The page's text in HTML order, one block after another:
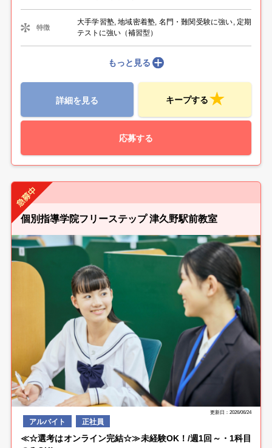
特徴
大手学習塾, 地域密着塾, 名門・難関受験に強い, 定期
テストに強い（補習型）
もっと見る
詳細を見る キープする
応募する
個別指導学院フリーステップ 津久野駅前教室
更新日：2026/06/24
アルバイト 正社員
≪☆選考はオンライン完結☆≫未経験OK！/週1回～・1科目